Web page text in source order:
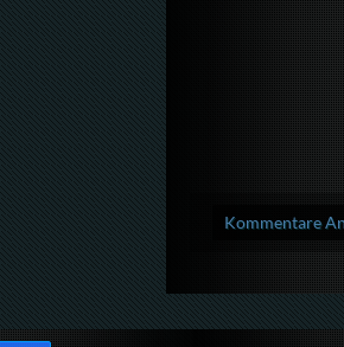
Kommentare